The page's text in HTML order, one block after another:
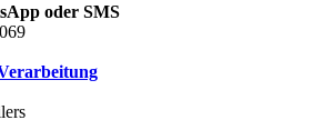
oder SMS